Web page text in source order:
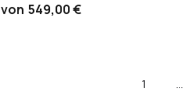
von 549,00 €
1 ...